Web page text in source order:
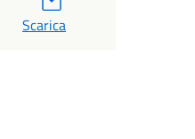
Scarica